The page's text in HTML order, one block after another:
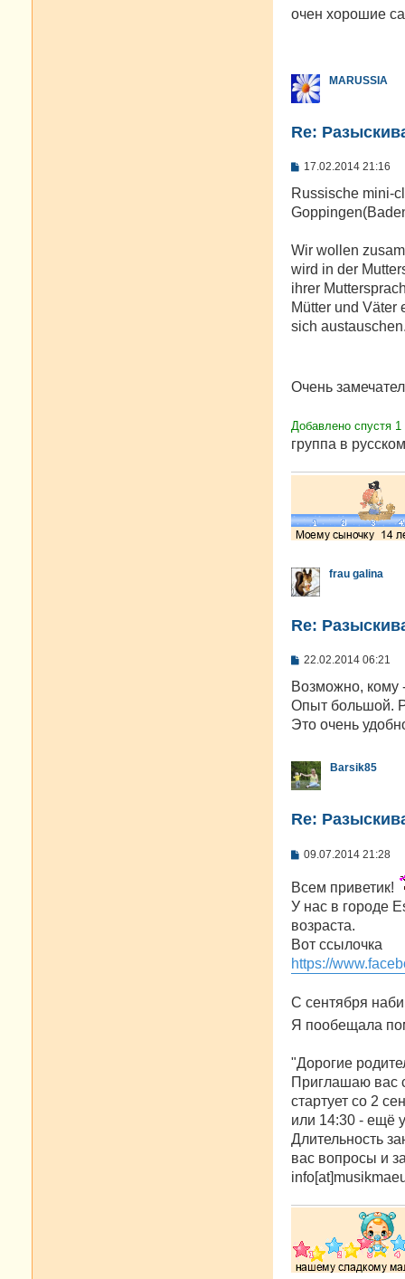
о
и
е
очен хорошие
MARUSSIA
Re:
С
о
щ
н
и
е
17.02.2014 21:16
Russische mini-
Wir wollen
wird in der
ihrer
Mütter und Väter
sich
Очень
Добавлено спустя
группа в
frau galina
Re:
С
о
щ
е
е
22.02.2014 06:21
Возможно, кому
Опыт большой.
Это очень
Barsik85
Re:
С
б
щ
н
и
09.07.2014 21:28
Всем приветик!
У нас в городе
возраста.
Вот ссылочка
https://
С сентября
Я пообещала
"Дорогие
Приглашаю вас
стартует со 2
или 14:30 - ещё
Длительность
вас вопросы и